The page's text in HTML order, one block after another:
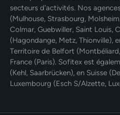
secteurs d'activités. Nos
(Mulhouse, Strasbourg,
Colmar, Guebwiller, Saint Louis,
(Hagondange, Metz, Thionville),
Territoire de Belfort
France (Paris). Sofitex est
(Kehl, Saarbrücken), en Suisse
Luxembourg (Esch S/Alzette,